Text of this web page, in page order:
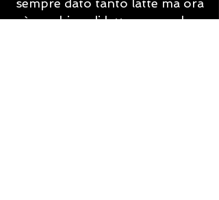
sempre dato tanto latte ma ora
è vecchia e di latte non ne ha